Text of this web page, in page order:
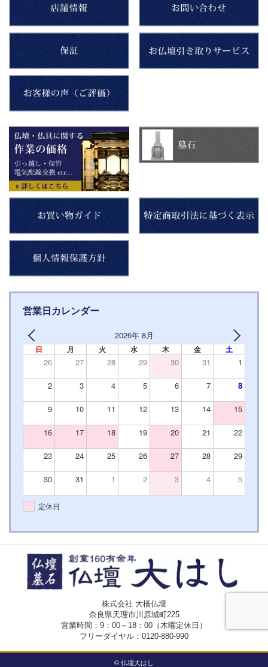
営業日カレンダー
2026年 8月
日 月 火 水 木 金 土
26 27 28 29 30 31 1
2 3 4 5 6 7 8
9 10 11 12 13 14 15
16 17 18 19 20 21 22
23 24 25 26 27 28 29
30 31 1 2 3 4 5
定休日
株式会社 大橋仏壇
奈良県天理市川原城町225
営業時間：9：00～18：00（木曜定休日）
フリーダイヤル： 0120-880-990
© 仏壇大はし